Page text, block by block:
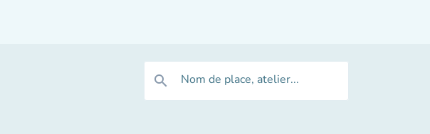
search Nom de place, atelier...